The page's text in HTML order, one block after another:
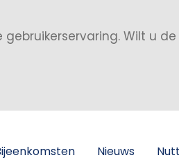
Wilt u
Nieuws